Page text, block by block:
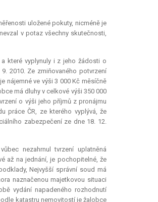
uložené pokuty, nicméně je
v potaz všechny skutečnosti,
které vyplynuly i z jeho žádosti o
2010. Ze zmiňovaného potvrzení
nájemné ve výši 3 000 Kč měsíčně
má dluhy v celkové výši 350 000
o výši jeho příjmů z pronájmu
práce ČR, ze kterého vyplývá, že
zabezpečení ze dne 18. 12.
nezahrnul tvrzení uplatněná
až na jednání, je pochopitelné, že
Nejvyšší správní soud má
naznačenou majetkovou situaci
vydání napadeného rozhodnutí
katastru nemovitostí je žalobce